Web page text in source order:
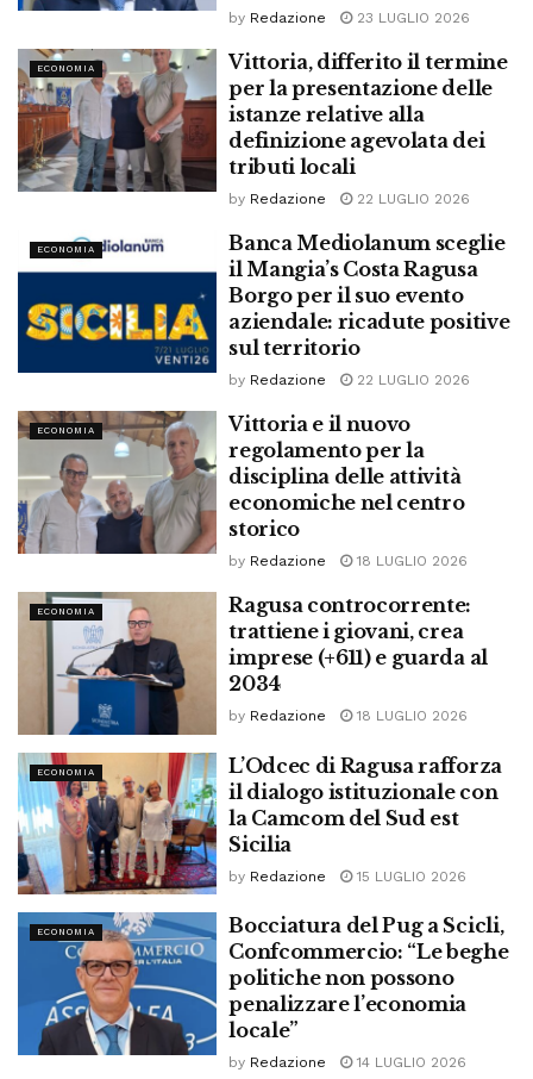
by Redazione 23 LUGLIO 2026
ECONOMIA
Vittoria, differito il termine
per la presentazione delle
istanze relative alla
definizione agevolata dei
tributi locali
by Redazione 22 LUGLIO 2026
ECONOMIA
Banca Mediolanum sceglie
il Mangia’s Costa Ragusa
Borgo per il suo evento
aziendale: ricadute positive
sul territorio
by Redazione 22 LUGLIO 2026
ECONOMIA
Vittoria e il nuovo
regolamento per la
disciplina delle attività
economiche nel centro
storico
by Redazione 18 LUGLIO 2026
ECONOMIA
Ragusa controcorrente:
trattiene i giovani, crea
imprese (+611) e guarda al
2034
by Redazione 18 LUGLIO 2026
ECONOMIA
L’Odcec di Ragusa rafforza
il dialogo istituzionale con
la Camcom del Sud est
Sicilia
by Redazione 15 LUGLIO 2026
ECONOMIA
Bocciatura del Pug a Scicli,
Confcommercio: “Le beghe
politiche non possono
penalizzare l’economia
locale”
by Redazione 14 LUGLIO 2026